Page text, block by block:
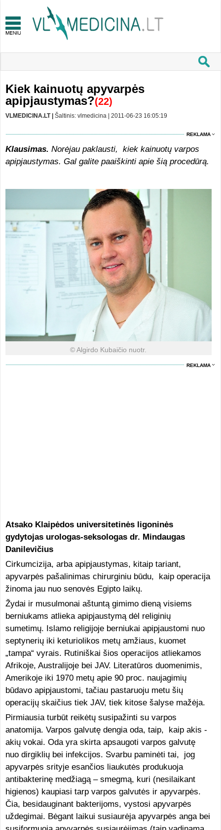
Kiek kainuotų apyvarpės
apipjaustymas?(22)
VLMEDICINA.LT | Šaltinis: vlmedicina | 2011-06-23 16:05:19
REKLAMA
Klausimas. Norėjau paklausti, kiek kainuotų varpos
apipjaustymas. Gal galite paaiškinti apie šią procedūrą.
© Algirdo Kubaičio nuotr.
REKLAMA
Atsako Klaipėdos universitetinės ligoninės
gydytojas urologas-seksologas dr. Mindaugas
Danilevičius
Cirkumcizija, arba apipjaustymas, kitaip tariant,
apyvarpės pašalinimas chirurginiu būdu, kaip operacija
žinoma jau nuo senovės Egipto laikų.
Žydai ir musulmonai aštuntą gimimo dieną visiems
berniukams atlieka apipjaustymą dėl religinių
sumetimų. Islamo religijoje berniukai apipjaustomi nuo
septynerių iki keturiolikos metų amžiaus, kuomet
„tampa“ vyrais. Rutiniškai šios operacijos atliekamos
Afrikoje, Australijoje bei JAV. Literatūros duomenimis,
Amerikoje iki 1970 metų apie 90 proc. naujagimių
būdavo apipjaustomi, tačiau pastaruoju metu šių
operacijų skaičius tiek JAV, tiek kitose šalyse mažėja.
Pirmiausia turbūt reikėtų susipažinti su varpos
anatomija. Varpos galvutę dengia oda, taip, kaip akis -
akių vokai. Oda yra skirta apsaugoti varpos galvutę
nuo dirgiklių bei infekcijos. Svarbu paminėti tai, jog
apyvarpės srityje esančios liaukutės produkuoja
antibakterinę medžiagą – smegmą, kuri (nesilaikant
higienos) kaupiasi tarp varpos galvutės ir apyvarpės.
Čia, besidauginant bakterijoms, vystosi apyvarpės
uždegimai. Bėgant laikui susiaurėja apyvarpės anga bei